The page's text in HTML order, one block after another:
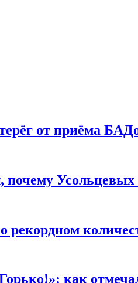
от приёма
почему Усольцевых
рекордном
как